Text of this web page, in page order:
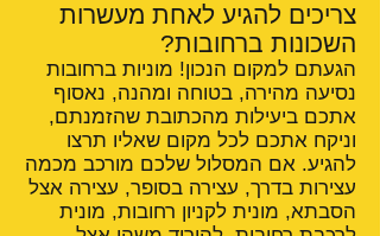
צריכים להגיע לאחת מעשרות
השכונות ברחובות?
הגעתם למקום הנכון! מוניות ברחובות
נסיעה מהירה, בטוחה ומהנה, נאסוף
אתכם ביעילות מהכתובת שהזמנתם,
וניקח אתכם לכל מקום שאליו תרצו
להגיע. אם המסלול שלכם מורכב מכמה
עצירות בדרך, עצירה בסופר, עצירה אצל
הסבתא, מונית לקניון רחובות, מונית